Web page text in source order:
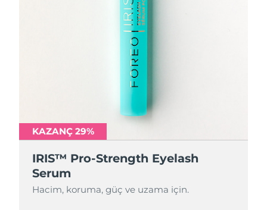
KAZANÇ 29%
IRIS™ Pro-Strength Eyelash
Serum
Hacim, koruma, güç ve uzama için.